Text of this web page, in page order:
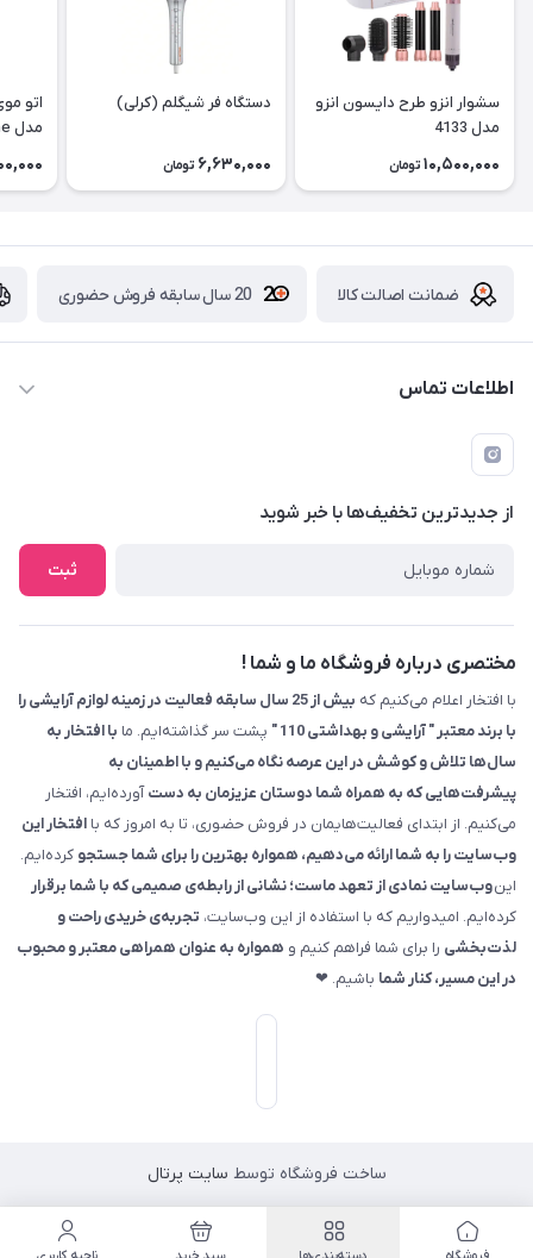
سشوار انزو طرح دایسون انزو
مدل 4133
10,500,000 تومان
دستگاه فر شیگلم (کرلی)
6,630,000 تومان
اتو
مدل Extreme
ضمانت اصالت کالا 20 سال سابقه فروش حضوری
اطلاعات تماس
09229839700 - 08338354666
info@cosmetics110.com
کرمانشاه ، بلوار نوبهار ، بین کوی ۱۱۰ و ۱۱۲ ، آرایشی و بهداشتی ۱۱۰
از جدید‌ترین تخفیف‌ها با‌ خبر شوید
ثبت
مختصری درباره فروشگاه ما و شما !
با افتخار اعلام می‌کنیم که
بیش از 25 سال سابقه فعالیت در زمینه لوازم آرایشی را
با برند معتبر " آرایشی و بهداشتی 110 "
پشت سر گذاشته‌ایم. ما با افتخار به
سال‌ها تلاش و کوشش در این عرصه نگاه می‌کنیم و با اطمینان به
پیشرفت‌هایی که به همراه شما دوستان عزیزمان به دستآورده‌ایم، افتخار
می‌کنیم. از ابتدای فعالیت‌هایمان در فروش حضوری، تا به امروز که با افتخار این
وب‌سایت را به شما ارائه می‌دهیم، همواره بهترین را برای شما جستجو کرده‌ایم.
اینوب‌سایت نمادی از تعهد ماست؛ نشانی از رابطه‌ی صمیمی که با شما برقرار
کرده‌ایم. امیدواریم که با استفاده از این وب‌سایت، تجربه‌ی خریدی راحت و
لذت‌بخشی را برای شما فراهم کنیم و همواره به عنوان همراهی معتبر و محبوب
در این مسیر، کنار شما باشیم. ❤
ساخت فروشگاه توسط سایت پرتال